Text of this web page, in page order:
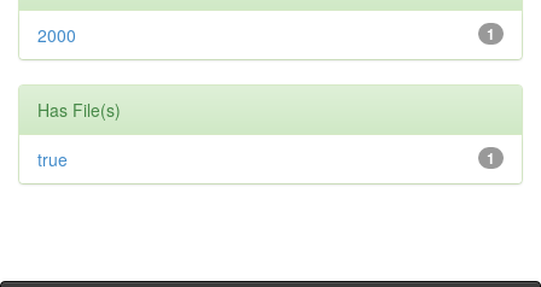
1
2000
Has File(s)
1
true